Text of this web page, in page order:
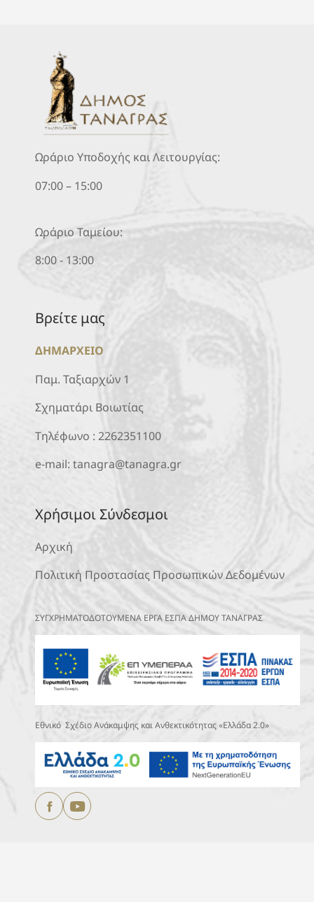
Ωράριο Υποδοχής και Λειτουργίας:
07:00 – 15:00
Ωράριο Ταμείου:
8:00 - 13:00
Βρείτε μας
ΔΗΜΑΡΧΕΙΟ
Παμ. Ταξιαρχών 1
Σχηματάρι Βοιωτίας
Τηλέφωνο : 2262351100
e-mail: tanagra@tanagra.gr
Χρήσιμοι Σύνδεσμοι
Αρχική
Πολιτική Προστασίας Προσωπικών Δεδομένων
ΣΥΓΧΡΗΜΑΤΟΔΟΤΟΥΜΕΝΑ ΕΡΓΑ ΕΣΠΑ ΔΗΜΟΥ ΤΑΝΑΓΡΑΣ
Εθνικό Σχέδιο Ανάκαμψης και Ανθεκτικότητας «Ελλάδα 2.0»